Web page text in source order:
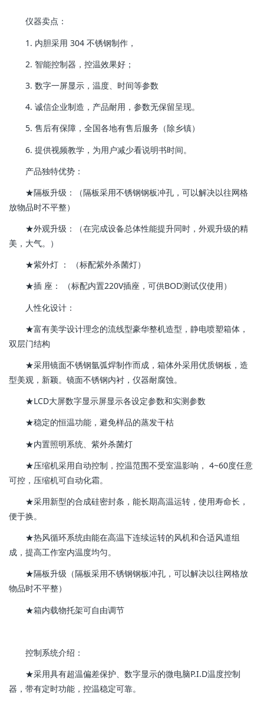
仪器卖点：
1. 内胆采用 304 不锈钢制作，
2. 智能控制器，控温效果好；
3. 数字一屏显示，温度、时间等参数
4. 诚信企业制造，产品耐用，参数无保留呈现。
5. 售后有保障，全国各地有售后服务（除乡镇）
6. 提供视频教学，为用户减少看说明书时间。
产品独特优势：
★隔板升级：（隔板采用不锈钢钢板冲孔，可以解决以往网格
放物品时不平整）
★外观升级：（在完成设备总体性能提升同时，外观升级的精
美，大气。）
★紫外灯 ： （标配紫外杀菌灯）
★插 座： （标配内置220V插座，可供BOD测试仪使用）
人性化设计：
★富有美学设计理念的流线型豪华整机造型，静电喷塑箱体，
双层门结构
★采用镜面不锈钢氩弧焊制作而成，箱体外采用优质钢板，造
型美观，新颖。镜面不锈钢内衬，仪器耐腐蚀。
★LCD大屏数字显示屏显示各设定参数和实测参数
★稳定的恒温功能，避免样品的蒸发干枯
★内置照明系统、紫外杀菌灯
★压缩机采用自动控制，控温范围不受室温影响， 4~60度任意
可控，压缩机可自动化霜。
★采用新型的合成硅密封条，能长期高温运转，使用寿命长，
便于换。
★热风循环系统由能在高温下连续运转的风机和合适风道组
成，提高工作室内温度均匀。
★隔板升级（隔板采用不锈钢钢板冲孔，可以解决以往网格放
物品时不平整）
★箱内载物托架可自由调节
控制系统介绍：
★采用具有超温偏差保护、数字显示的微电脑P.I.D温度控制
器，带有定时功能，控温稳定可靠。